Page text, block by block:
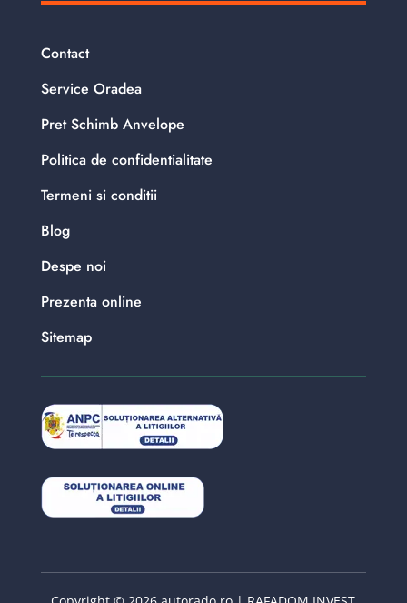
Contact
Service Oradea
Pret Schimb Anvelope
Politica de confidentialitate
Termeni si conditii
Blog
Despe noi
Prezenta online
Sitemap